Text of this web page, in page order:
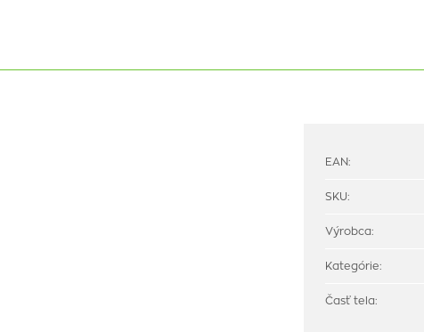
EAN:
SKU:
Výrobca:
Kategórie:
Časť tela: